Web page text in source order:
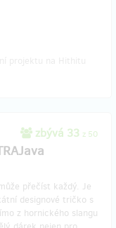
zbývá 33 z 50
přečíst každý. Je
designové tričko s
z hornického slangu